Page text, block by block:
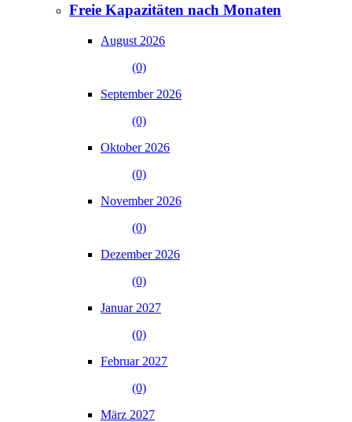
Freie Kapazitäten nach Monaten
August 2026
(0)
September 2026
(0)
Oktober 2026
(0)
November 2026
(0)
Dezember 2026
(0)
Januar 2027
(0)
Februar 2027
(0)
März 2027